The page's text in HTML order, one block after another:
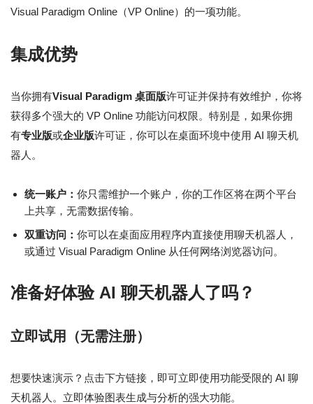
Visual Paradigm Online（VP Online）的一项功能。
集成优势
当你拥有Visual Paradigm 桌面版许可证并保持有效维护，你将
获得多个强大的 VP Online 功能访问权限。特别是，如果你拥
有专业版或企业版许可证，你可以在桌面环境中使用 AI 聊天机
器人。
统一账户： 你只需维护一个账户，你的工作区将在两个平台
上共享，无需数据传输。
双重访问： 你可以在桌面应用程序内直接使用聊天机器人，
或通过 Visual Paradigm Online 从任何网络浏览器访问。
准备好体验 AI 聊天机器人了吗？
立即试用（无需注册）
想要快速演示？点击下方链接，即可立即使用功能受限的 AI 聊
天机器人。立即体验图表生成与分析的强大功能。